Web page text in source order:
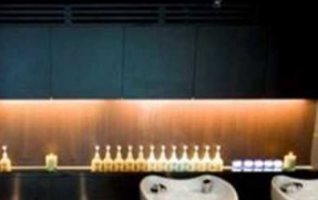
有岩盘浴和桑拿房。休息区的布置也很
非常适合想要深度放松、和朋友安静相处
个人泡完汤，穿着浴衣坐在榻榻米上喝清